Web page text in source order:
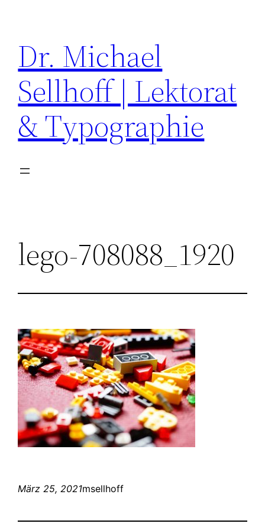
springen
Dr. Michael
Sellhoff | Lektorat
& Typographie
lego-708088_1920
März 25, 2021msellhoff